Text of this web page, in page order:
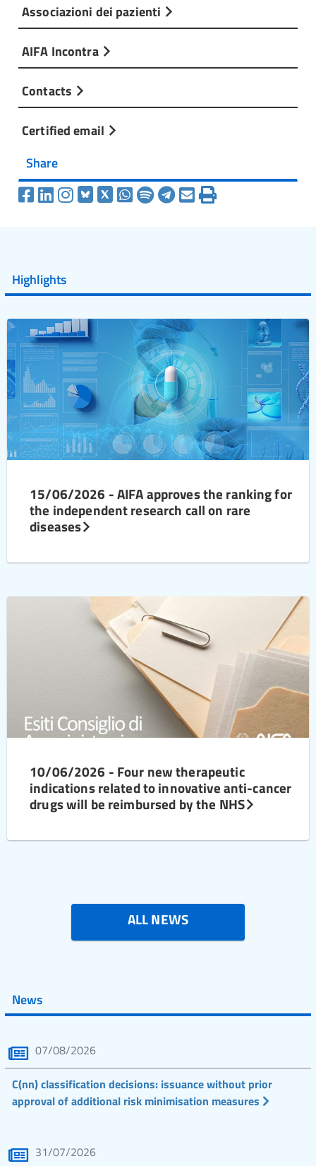
Associazioni dei pazienti
AIFA Incontra
Contacts
Certified email
Share
Highlights
15/06/2026 - AIFA approves the ranking for
the independent research call on rare
diseases
10/06/2026 - Four new therapeutic
indications related to innovative anti-cancer
drugs will be reimbursed by the NHS
ALL NEWS
News
07/08/2026
C(nn) classification decisions: issuance without prior
approval of additional risk minimisation measures
31/07/2026